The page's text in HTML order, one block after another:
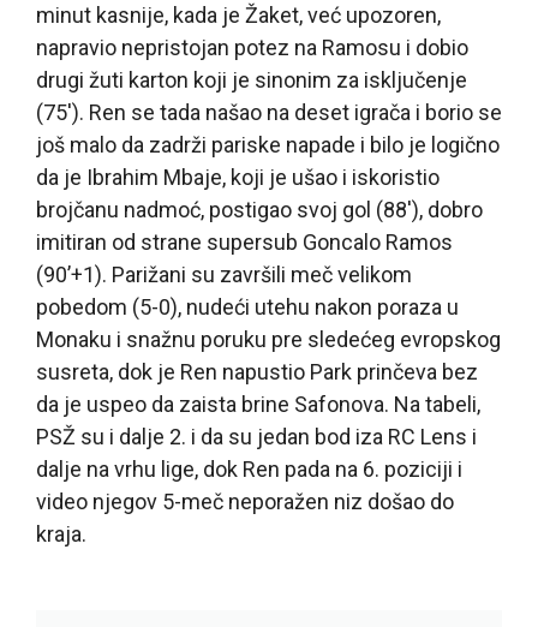
minut kasnije, kada je Žaket, već upozoren,
napravio nepristojan potez na Ramosu i dobio
drugi žuti karton koji je sinonim za isključenje
(75′). Ren se tada našao na deset igrača i borio se
još malo da zadrži pariske napade i bilo je logično
da je Ibrahim Mbaje, koji je ušao i iskoristio
brojčanu nadmoć, postigao svoj gol (88′), dobro
imitiran od strane supersub Goncalo Ramos
(90’+1). Parižani su završili meč velikom
pobedom (5-0), nudeći utehu nakon poraza u
Monaku i snažnu poruku pre sledećeg evropskog
susreta, dok je Ren napustio Park prinčeva bez
da je uspeo da zaista brine Safonova. Na tabeli,
PSŽ su i dalje 2. i da su jedan bod iza RC Lens i
dalje na vrhu lige, dok Ren pada na 6. poziciji i
video njegov 5-meč neporažen niz došao do
kraja.